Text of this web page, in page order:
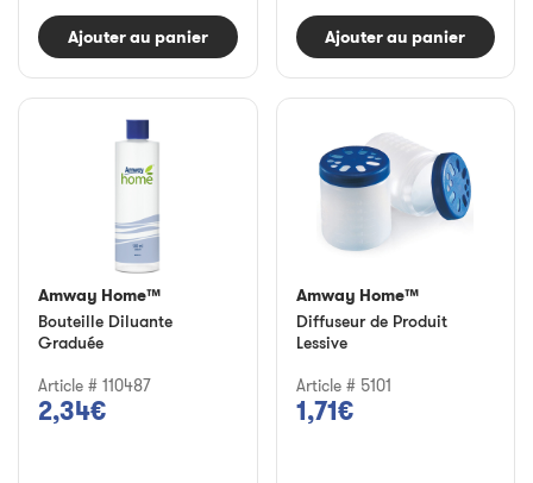
Ajouter au panier Ajouter au panier
Amway Home™
Bouteille Diluante
Graduée
Article # 110487
2,34€
Amway Home™
Diffuseur de Produit
Lessive
Article # 5101
1,71€